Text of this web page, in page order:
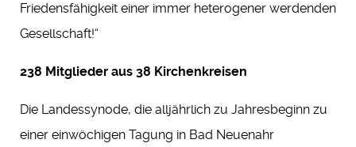
Friedensfähigkeit einer immer heterogener werdenden
Gesellschaft!“
238 Mitglieder aus 38 Kirchenkreisen
Die Landessynode, die alljährlich zu Jahresbeginn zu
einer einwöchigen Tagung in Bad Neuenahr